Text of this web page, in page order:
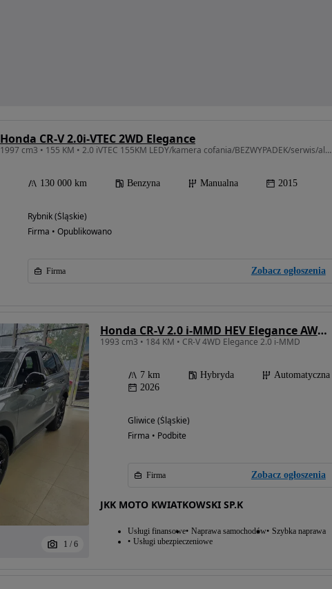
Honda CR-V 2.0i-VTEC 2WD Elegance
1997 cm3 • 155 KM • 2.0 iVTEC 155KM LEDY/kamera cofania/BEZWYPADEK/serwis/alumki/
130 000 km Benzyna Manualna 2015
Rybnik (Śląskie)
Firma • Opublikowano
Firma Zobacz ogłoszenia
1 / 6
Honda CR-V 2.0 i-MMD HEV Elegance AWD CVT
1993 cm3 • 184 KM • CR-V 4WD Elegance 2.0 i-MMD
7 km Hybryda
Automatyczna
2026
Gliwice (Śląskie)
Firma • Podbite
Firma Zobacz ogłoszenia
JKK MOTO KWIATKOWSKI SP.K
Usługi finansowe Naprawa samochodów Szybka naprawa
Usługi ubezpieczeniowe